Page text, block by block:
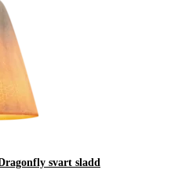
svart sladd